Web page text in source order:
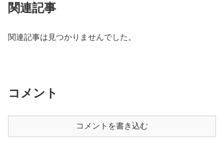
関連記事
関連記事は見つかりませんでした。
コメント
コメントを書き込む